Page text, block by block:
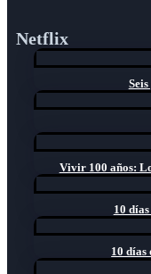
Netflix
Vivir 100 años:
10
10 días